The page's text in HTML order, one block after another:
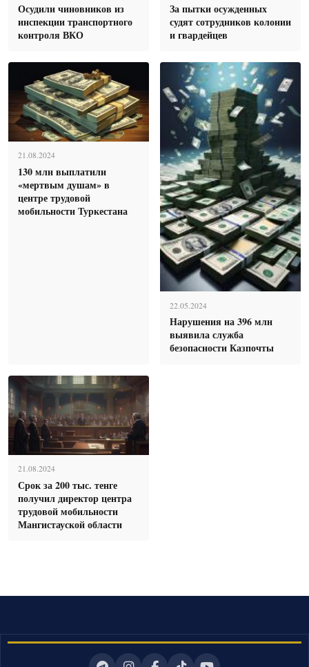
Осудили чиновников из
инспекции транспортного
контроля ВКО
За пытки осужденных
судят сотрудников колонии
и гвардейцев
21.08.2024
130 млн выплатили
«мертвым душам» в
центре трудовой
мобильности Туркестана
22.05.2024
Нарушения на 396 млн
выявила служба
безопасности Казпочты
21.08.2024
Срок за 200 тыс. тенге
получил директор центра
трудовой мобильности
Мангистауской области